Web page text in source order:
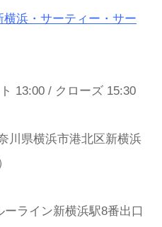
浜・サーティー・サー
13:00 / クローズ 15:30
川県横浜市港北区新横浜
ライン新横浜駅8番出口